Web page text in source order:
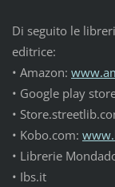
Di seguito le
editrice:
• Amazon:
• Google play
•
• Kobo.com:
• Librerie
• Ibs.it